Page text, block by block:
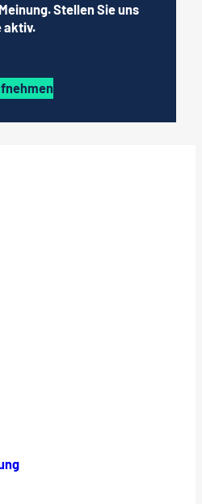
Stellen Sie uns
aktiv.